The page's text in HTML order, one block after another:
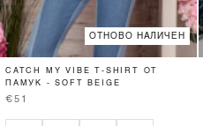
ОТНОВО НАЛИЧЕН
CATCH MY VIBE T-SHIRT ОТ
ПАМУК - SOFT BEIGE
€51